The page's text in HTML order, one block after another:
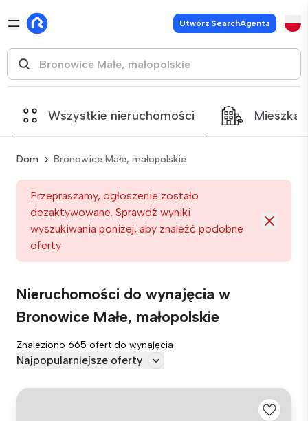
Utwórz SearchAgenta
Wszystkie nieruchomości
Dom Bronowice Małe, małopolskie
Przepraszamy, ogłoszenie zostało
dezaktywowane. Sprawdź wyniki
wyszukiwania poniżej, aby znaleźć podobne
oferty
Nieruchomości do wynajęcia w
Bronowice Małe, małopolskie
Znaleziono 665 ofert do wynajęcia
Najpopularniejsze oferty